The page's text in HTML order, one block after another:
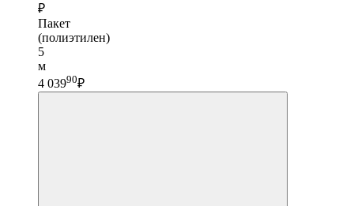
₽
Пакет
(полиэтилен)
5
м
4 03990₽